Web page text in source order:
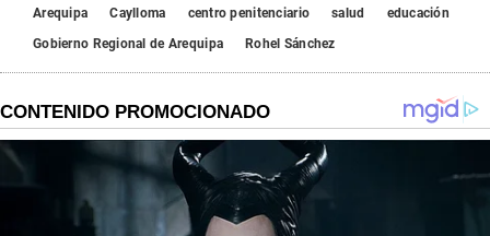
Arequipa Caylloma centro penitenciario salud
educación
Gobierno Regional de Arequipa
Rohel Sánchez